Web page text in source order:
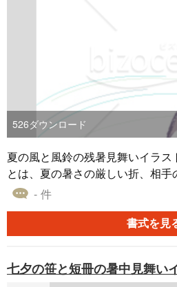
526ダウンロード
夏の風と風鈴の残暑見舞いイラ
とは、夏の暑さの厳しい折、相
るという意味で送るお手紙です。
- 件
書式を見
七夕の笹と短冊の暑中見舞い